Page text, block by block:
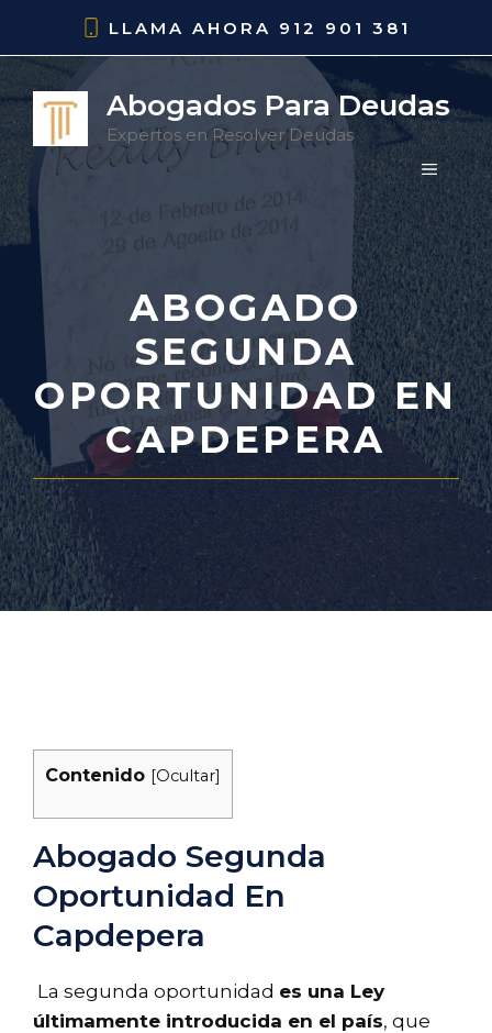
contenido
LLAMA AHORA 912 901 381
Abogados Para Deudas
Expertos en Resolver Deudas
MENÚ
ABOGADO
SEGUNDA
OPORTUNIDAD EN
CAPDEPERA
Contenido [Ocultar]
Abogado Segunda
Oportunidad En
Capdepera
La segunda oportunidad es una Ley
últimamente introducida en el país, que